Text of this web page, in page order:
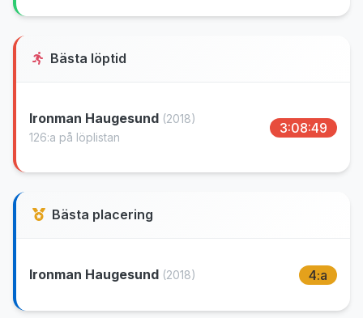
Bästa löptid
Ironman Haugesund (2018)
126:a på löplistan
3:08:49
Bästa placering
Ironman Haugesund (2018) 4:a